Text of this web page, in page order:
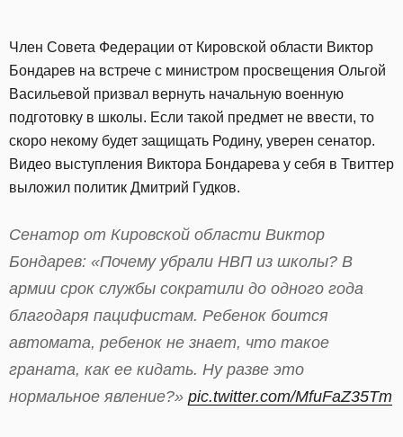
Член Совета Федерации от Кировской области Виктор
Бондарев на встрече с министром просвещения Ольгой
Васильевой призвал вернуть начальную военную
подготовку в школы. Если такой предмет не ввести, то
скоро некому будет защищать Родину, уверен сенатор.
Видео выступления Виктора Бондарева у себя в Твиттер
выложил политик Дмитрий Гудков.
Сенатор от Кировской области Виктор
Бондарев: «Почему убрали НВП из школы? В
армии срок службы сократили до одного года
благодаря пацифистам. Ребенок боится
автомата, ребенок не знает, что такое
граната, как ее кидать. Ну разве это
нормальное явление?» pic.twitter.com/MfuFaZ35Tm